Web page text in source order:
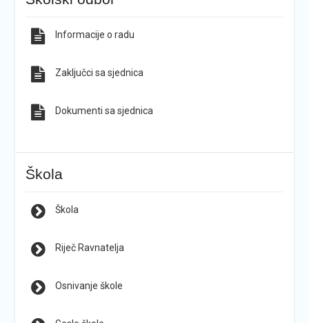
Informacije o radu
Zaključci sa sjednica
Dokumenti sa sjednica
Škola
Škola
Riječ Ravnatelja
Osnivanje škole